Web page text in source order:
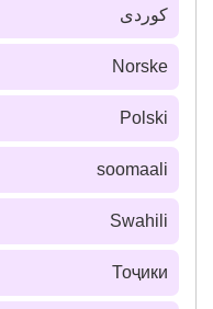
كوردی
Norske
Polski
soomaali
Swahili
Тоҷики